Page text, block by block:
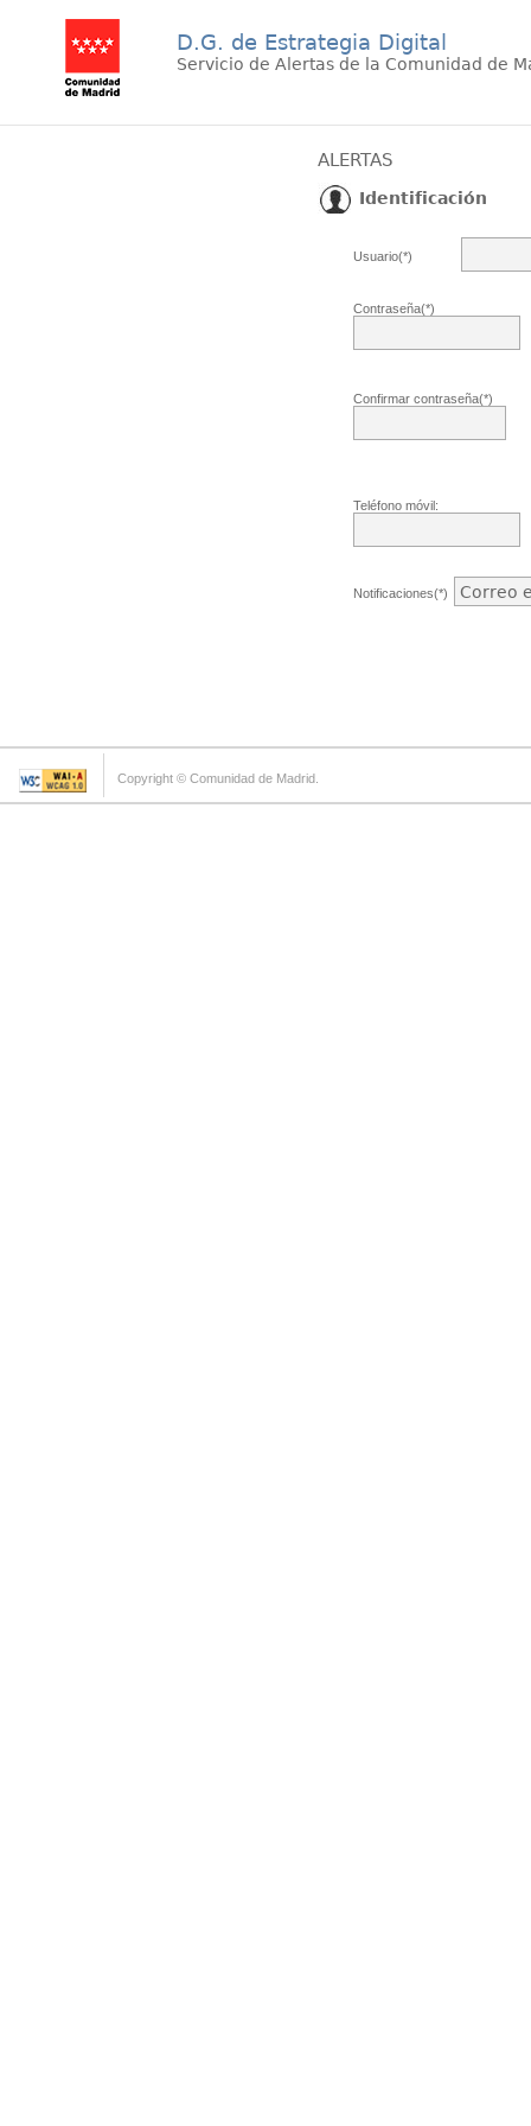
D.G. de Estrategia Digital
Servicio de Alertas de la Comunidad de
ALERTAS
Identificación
Usuario(*)
Contraseña(*)
Confirmar contraseña(*)
Teléfono móvil:
Notificaciones(*)
Copyright © Comunidad de Madrid.